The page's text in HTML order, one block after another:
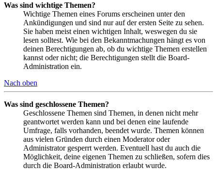
Was sind wichtige Themen?
Wichtige Themen eines Forums erscheinen unter den
Ankündigungen und sind nur auf der ersten Seite zu sehen.
Sie haben meist einen wichtigen Inhalt, weswegen du sie
lesen solltest. Wie bei den Bekanntmachungen hängt es von
deinen Berechtigungen ab, ob du wichtige Themen erstellen
kannst oder nicht; die Berechtigungen stellt die Board-
Administration ein.
Nach oben
Was sind geschlossene Themen?
Geschlossene Themen sind Themen, in denen nicht mehr
geantwortet werden kann und bei denen eine laufende
Umfrage, falls vorhanden, beendet wurde. Themen können
aus vielen Gründen durch einen Moderator oder
Administrator gesperrt werden. Eventuell hast du auch die
Möglichkeit, deine eigenen Themen zu schließen, sofern dies
durch die Board-Administration erlaubt wurde.